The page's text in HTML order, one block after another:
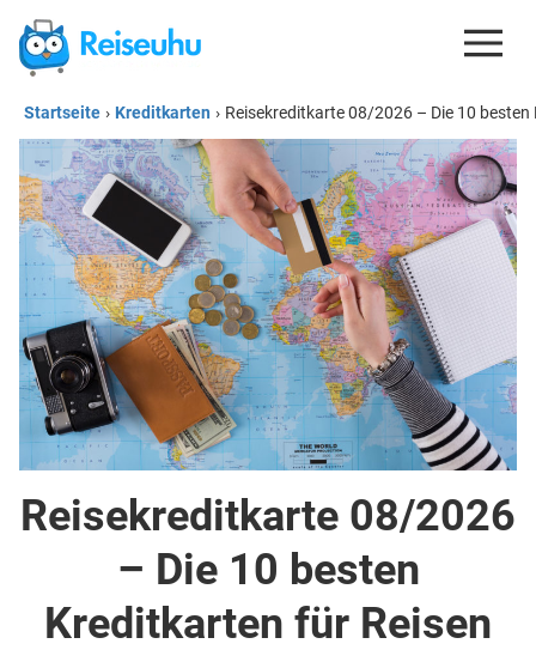
REISEDEALS
GUTSCHEINE
KREDITKARTEN
ESIM
REISEBLOG
Startseite › Kreditkarten › Reisekreditkarte 08/2026 – Die 10
Reisekreditkarte 08/2026
– Die 10 besten
Kreditkarten für Reisen